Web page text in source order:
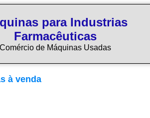
para Industrias
Farmacêuticas
Comércio de Máquinas Usadas
à venda